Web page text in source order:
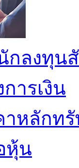
กลงทุน
ารเงิน
าหลักท
หุ้น